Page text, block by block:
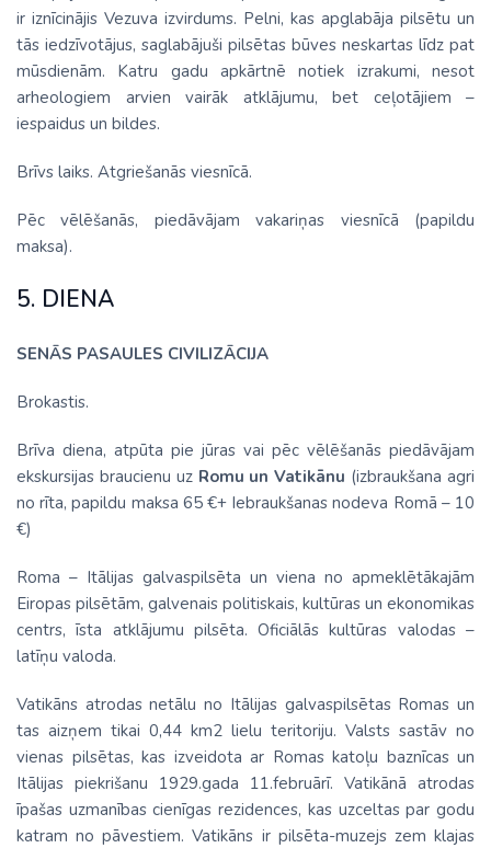
ir iznīcinājis Vezuva izvirdums. Pelni, kas apglabāja pilsētu un
tās iedzīvotājus, saglabājuši pilsētas būves neskartas līdz pat
mūsdienām. Katru gadu apkārtnē notiek izrakumi, nesot
arheologiem arvien vairāk atklājumu, bet ceļotājiem –
iespaidus un bildes.
Brīvs laiks. Atgriešanās viesnīcā.
Pēc vēlēšanās, piedāvājam vakariņas viesnīcā (papildu
maksa).
5. DIENA
SENĀS PASAULES CIVILIZĀCIJA
Brokastis.
Brīva diena, atpūta pie jūras vai pēc vēlēšanās piedāvājam
ekskursijas braucienu uz Romu un Vatikānu (izbraukšana agri
no rīta, papildu maksa 65 €+ Iebraukšanas nodeva Romā – 10
€)
Roma – Itālijas galvaspilsēta un viena no apmeklētākajām
Eiropas pilsētām, galvenais politiskais, kultūras un ekonomikas
centrs, īsta atklājumu pilsēta. Oficiālās kultūras valodas –
latīņu valoda.
Vatikāns atrodas netālu no Itālijas galvaspilsētas Romas un
tas aizņem tikai 0,44 km2 lielu teritoriju. Valsts sastāv no
vienas pilsētas, kas izveidota ar Romas katoļu baznīcas un
Itālijas piekrišanu 1929.gada 11.februārī. Vatikānā atrodas
īpašas uzmanības cienīgas rezidences, kas uzceltas par godu
katram no pāvestiem. Vatikāns ir pilsēta-muzejs zem klajas